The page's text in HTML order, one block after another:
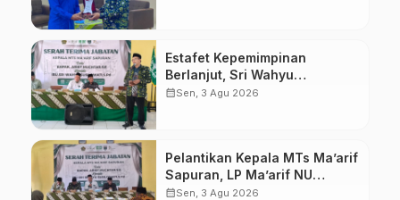
Estafet Kepemimpinan
Berlanjut, Sri Wahyu
Susilowati Resmi Pimpin MTs
calendar_monthSen, 3 Agu 2026
Pelantikan Kepala MTs Ma’arif
Sapuran, LP Ma’arif NU
Wonosobo Tekankan Lima
calendar_monthSen, 3 Agu 2026